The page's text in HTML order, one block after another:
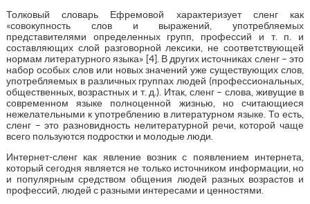
Толковый словарь Ефремовой характеризует сленг как
«совокупность слов и выражений, употребляемых
представителями определенных групп, профессий и т. п. и
составляющих слой разговорной лексики, не соответствующей
нормам литературного языка» [4]. В других источниках сленг – это
набор особых слов или новых значений уже существующих слов,
употребляемых в различных группах людей (профессиональных,
общественных, возрастных и т. д.). Итак, сленг – слова, живущие в
современном языке полноценной жизнью, но считающиеся
нежелательными к употреблению в литературном языке. То есть,
сленг – это разновидность нелитературной речи, которой чаще
всего пользуются подростки и молодые люди.
Интернет-сленг как явление возник с появлением интернета,
который сегодня является не только источником информации, но
и популярным средством общения людей разных возрастов и
профессий, людей с разными интересами и ценностями.